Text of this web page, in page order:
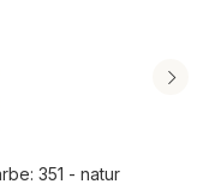
351 - natur